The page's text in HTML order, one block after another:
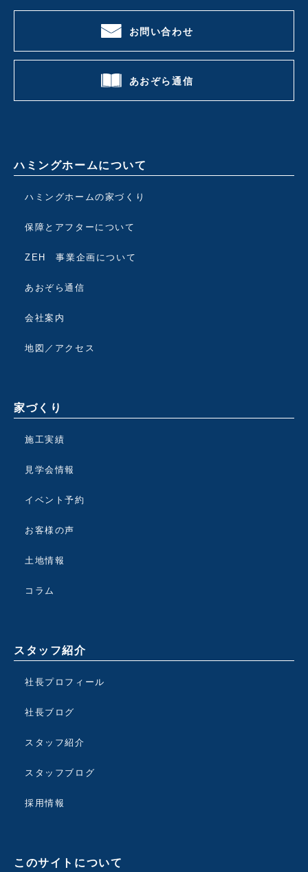
お問い合わせ
あおぞら通信
ハミングホームについて
ハミングホームの家づくり
保障とアフターについて
ZEH 事業企画について
あおぞら通信
会社案内
地図／アクセス
家づくり
施工実績
見学会情報
イベント予約
お客様の声
土地情報
コラム
スタッフ紹介
社長プロフィール
社長ブログ
スタッフ紹介
スタッフブログ
採用情報
このサイトについて